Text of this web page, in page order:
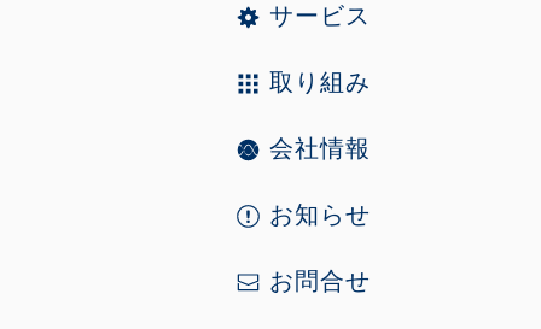
サービス
取り組み
会社情報
お知らせ
お問合せ